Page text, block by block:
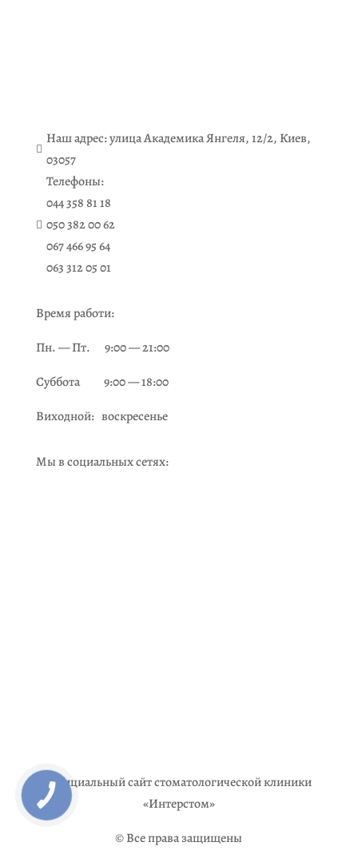

Наш адрес: улица Академика Янгеля, 12/2, Киев,
03057

Телефоны:
044 358 81 18
050 382 00 62
067 466 95 64
063 312 05 01
Время работи:
Пн. — Пт. 9:00 — 21:00
Суббота 9:00 — 18:00
Виходной: воскресенье
Мы в социальных сетях:
Официальный сайт стоматологической клиники
«Интерстом»
© Все права защищены